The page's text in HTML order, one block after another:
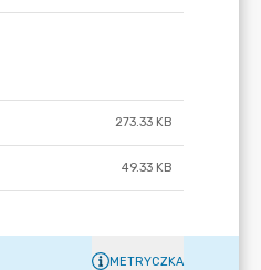
273.33 KB
49.33 KB
METRYCZKA